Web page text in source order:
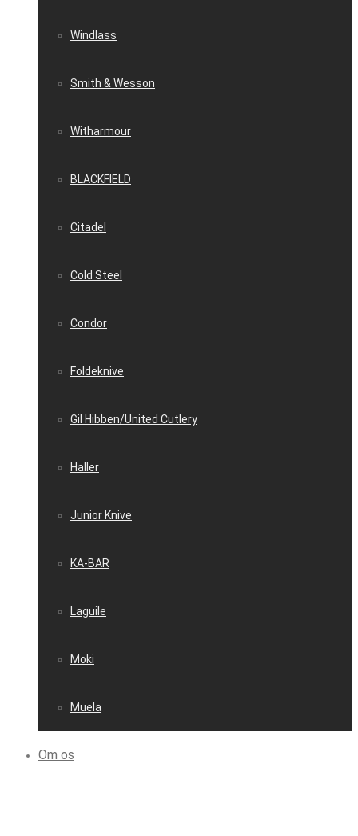
Windlass
Smith & Wesson
Witharmour
BLACKFIELD
Citadel
Cold Steel
Condor
Foldeknive
Gil Hibben/United Cutlery
Haller
Junior Knive
KA-BAR
Laguile
Moki
Muela
Om os